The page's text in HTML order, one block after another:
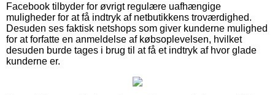
Facebook tilbyder for øvrigt regulære uafhængige
muligheder for at få indtryk af netbutikkens troværdighed.
Desuden ses faktisk netshops som giver kunderne mulighed
for at forfatte en anmeldelse af købsoplevelsen, hvilket
desuden burde tages i brug til at få et indtryk af hvor glade
kunderne er.